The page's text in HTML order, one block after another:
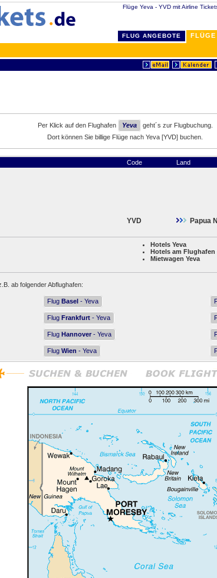
Flüge Yeva - YVD mit Airline
FLUG ANGEBOTE FLÜGE
Per Klick auf den Flughafen Yeva
geht´s zur Flugbuchung.
Dort können Sie billige Flüge nach Yeva [YVD] buchen.
Code Land
YVD Papua
Hotels Yeva
Hotels am Flughafen
Mietwagen Yeva
ab folgender Abflughafen:
Flug Basel - Yeva
Flug Frankfurt - Yeva
Flug Hannover - Yeva
Flug Wien - Yeva